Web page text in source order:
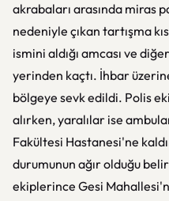
akrabaları arasında miras
nedeniyle çıkan tartışma
ismini aldığı amcası ve
yerinden kaçtı. İhbar
bölgeye sevk edildi. Polis
alırken, yaralılar ise
Fakültesi Hastanesi'ne
durumunun ağır olduğu
ekiplerince Gesi